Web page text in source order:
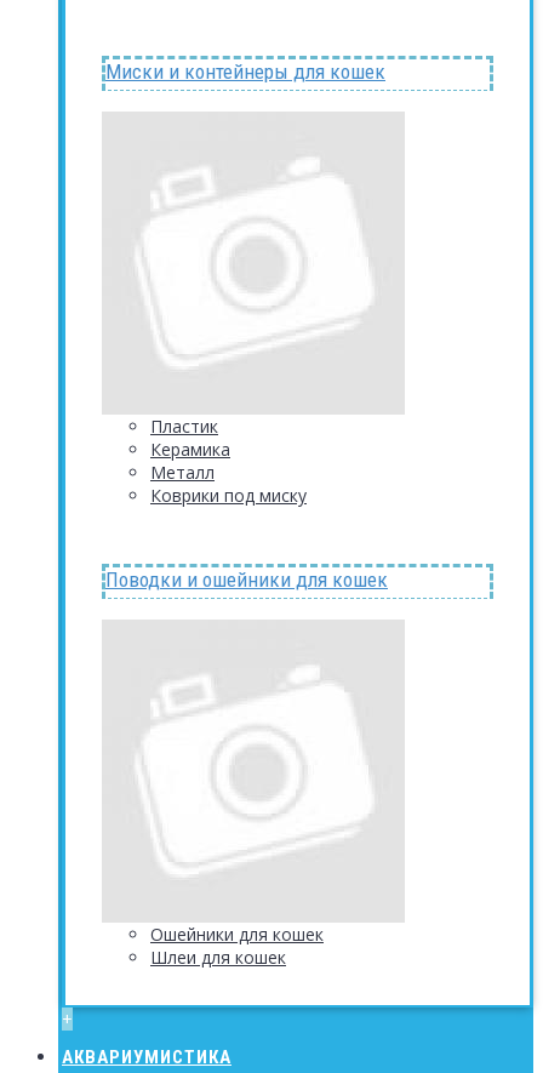
Миски и контейнеры для кошек
Пластик
Керамика
Металл
Коврики под миску
Поводки и ошейники для кошек
Ошейники для кошек
Шлеи для кошек
+
АКВАРИУМИСТИКА